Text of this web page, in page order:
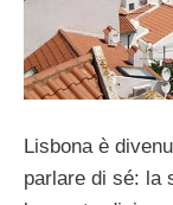
Lisbona è
parlare di sé: la